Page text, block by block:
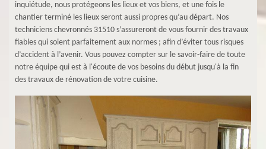
inquiétude, nous protégeons les lieux et vos biens, et une fois le
chantier terminé les lieux seront aussi propres qu’au départ. Nos
techniciens chevronnés 31510 s’assureront de vous fournir des travaux
fiables qui soient parfaitement aux normes ; afin d’éviter tous risques
d’accident à l’avenir. Vous pouvez compter sur le savoir-faire de toute
notre équipe qui est à l'écoute de vos besoins du début jusqu'à la fin
des travaux de rénovation de votre cuisine.